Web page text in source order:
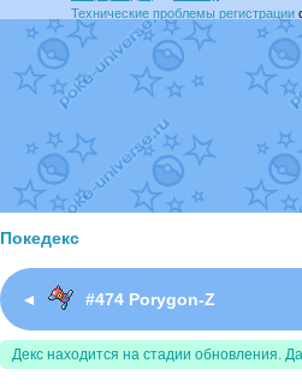
Технические проблемы регистрации
доброе утро славянеот Dakkuв
Йолда и Мимикьюот MavisNyanCat
Недовольный котомангуст
от
The Dark Wishmakerот Randomon в
в
ilovearceus
Raging Boltот GraceDaFox
в
Shadow mismagius от
в
художник
от vicavica в фанарте.
Покедекс
◄ #474 Porygon-Z
Декс находится на стадии обновления.